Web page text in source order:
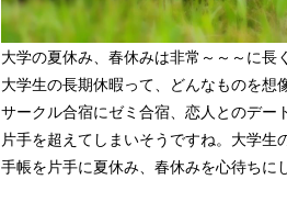
大学の夏休み、春休みは非常～～～に長
大学生の長期休暇って、どんなものを想
サークル合宿にゼミ合宿、恋人とのデー
片手を超えてしまいそうですね。大学生
手帳を片手に夏休み、春休みを心待ちに